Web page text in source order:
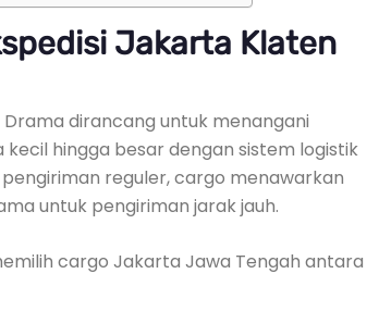
Jakarta Klaten
dirancang untuk menangani
hingga besar dengan sistem logistik
reguler, cargo menawarkan
untuk pengiriman jarak jauh.
cargo Jakarta Jawa Tengah antara